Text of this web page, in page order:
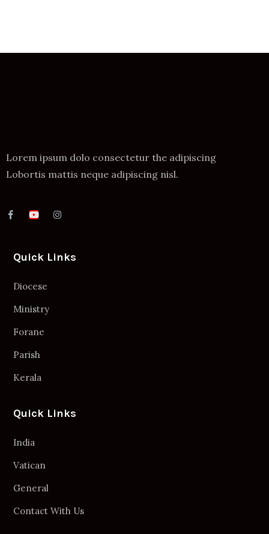
Lorem ipsum dolo consectetur the adipiscing
Lobortis mattis neque adipiscing nisl.
Quick Links
Diocese
Ministry
Forane
Parish
Kerala
Quick Links
India
Vatican
General
Contact With Us